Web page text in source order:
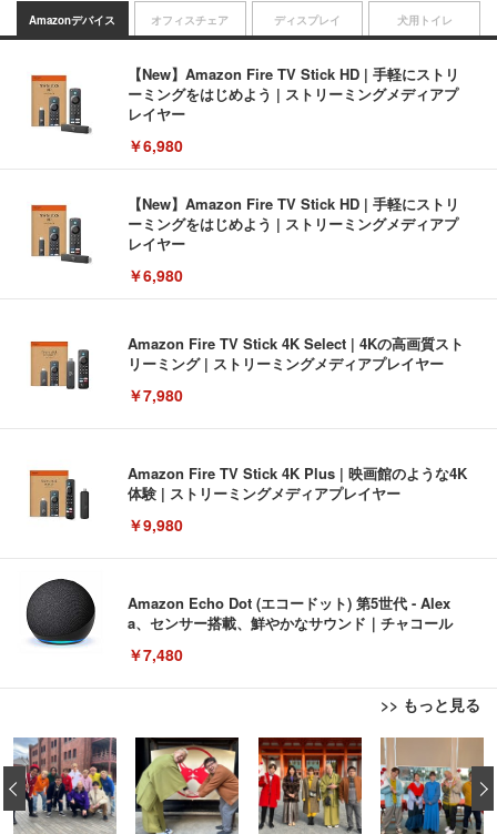
Amazonデバイス
【New】Amazon Fire TV Stick HD | 手軽にストリ
ーミングをはじめよう | ストリーミングメディアプ
レイヤー
￥6,980
【New】Amazon Fire TV Stick HD | 手軽にストリ
ーミングをはじめよう | ストリーミングメディアプ
レイヤー
￥6,980
Amazon Fire TV Stick 4K Select | 4Kの高画質スト
リーミング | ストリーミングメディアプレイヤー
￥7,980
Amazon Fire TV Stick 4K Plus | 映画館のような4K
体験 | ストリーミングメディアプレイヤー
￥9,980
Amazon Echo Dot (エコードット) 第5世代 - Alex
a、センサー搭載、鮮やかなサウンド｜チャコール
￥7,480
>> もっと見る
オフィスチェア
[EdoErgo] オフィスチェア 椅子 テレワーク 疲れな
い 跳ね上げ式アームレスト コンパクト 約105度ロッ
キング pc 事務椅子 360度回転 座面昇降 強化ナイロ
ン樹脂ベース 通気性メッシュ 在宅ワーク H-WY01
(黒網+黒枠+黒足)
￥5,699
ディスプレイ
EIZO ビジネス向けプレミアムモニター | FlexScan
EV3240X-WT | 31.5型4K UHD・USB Type-C・ホワ
イト
￥105,595
犬用トイレ
Amazonベーシック ペットシーツ 薄型 レギュラー 1
回使い捨て 無香料 ホワイト 300枚
￥3,373
‹